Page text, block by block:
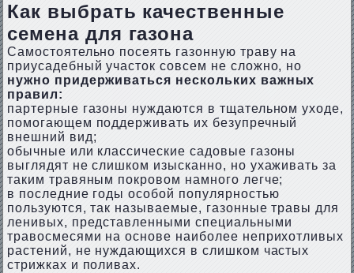
Как выбрать качественные
семена для газона
Самостоятельно посеять газонную траву на
приусадебный участок совсем не сложно, но
нужно придерживаться нескольких важных
правил:
партерные газоны нуждаются в тщательном уходе,
помогающем поддерживать их безупречный
внешний вид;
обычные или классические садовые газоны
выглядят не слишком изысканно, но ухаживать за
таким травяным покровом намного легче;
в последние годы особой популярностью
пользуются, так называемые, газонные травы для
ленивых, представленными специальными
травосмесями на основе наиболее неприхотливых
растений, не нуждающихся в слишком частых
стрижках и поливах.